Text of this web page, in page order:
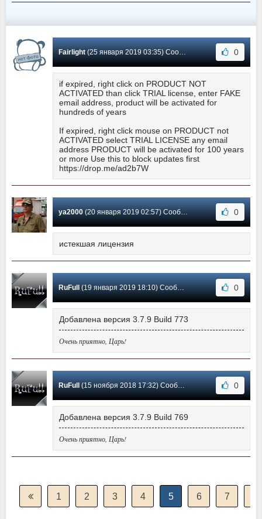
Fairlight(25 января 2019 03:35) Сообщение #122 0
if expired, right click on PRODUCT NOT
ACTIVATED than click TRIAL license, enter FAKE
email address, product will be activated for
hundreds of years
If expired, right click mouse on PRODUCT not
ACTIVATED select TRIAL LICENSE any email
address PRODUCT will be activated for 100 years
or more Use this to block updates first
https://drop.me/ad2b7W
ya2000(20 января 2019 02:57) Сообщение #121 0
истекшая лицензия
RuFull (19 января 2019 18:10) Сообщение #120 0
Добавлена версия 3.7.9 Build 773
Очень приятно, Царь!
RuFull (15 ноября 2018 17:32) Сообщение #119 0
Добавлена версия 3.7.9 Build 769
Очень приятно, Царь!
1 2 3 4 5 6 7